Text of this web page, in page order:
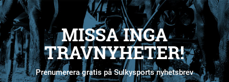
MISSA INGA
TRAVNYHETER!
Prenumerera gratis på Sulkysports nyhetsbrev